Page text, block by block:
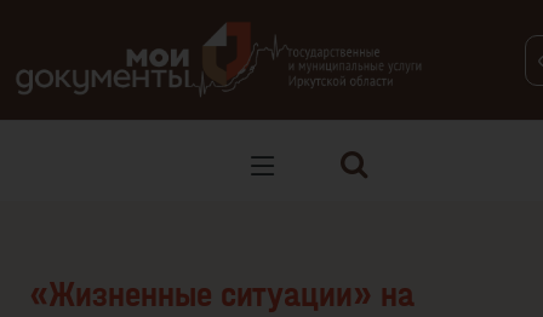
«Жизненные ситуации» на